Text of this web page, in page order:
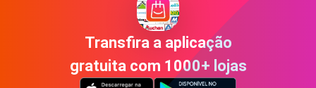
Transfira a aplicação
gratuita com 1000+ lojas